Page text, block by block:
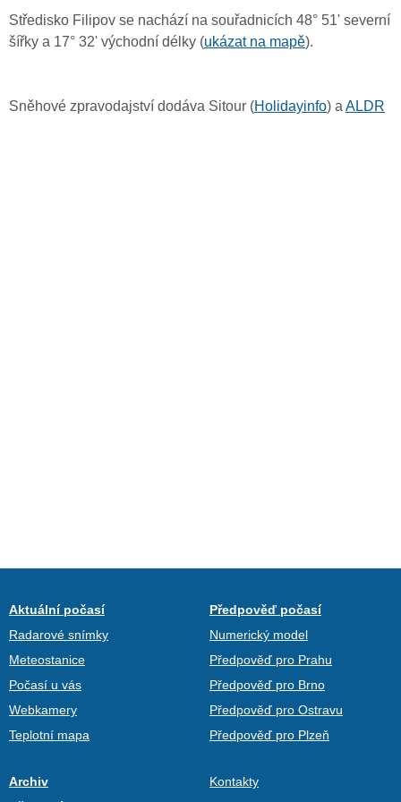
Středisko Filipov se nachází na souřadnicích 48° 51' severní
šířky a 17° 32' východní délky (ukázat na mapě).
Sněhové zpravodajství dodáva Sitour (Holidayinfo) a ALDR
Aktuální počasí
Radarové snímky
Meteostanice
Počasí u vás
Webkamery
Teplotní mapa
Předpověď počasí
Numerický model
Předpověď pro Prahu
Předpověď pro Brno
Předpověď pro Ostravu
Předpověď pro Plzeň
Archiv
Kontakty